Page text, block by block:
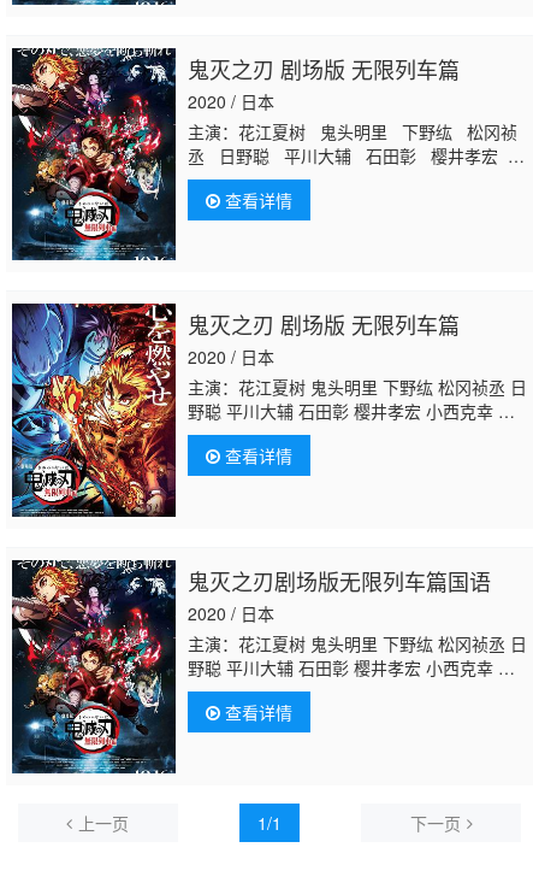
鬼灭之刃 剧场版 无限列车篇
2020 / 日本
主演：花江夏树 鬼头明里 下野纮 松冈祯
丞 日野聪 平川大辅 石田彰 樱井孝宏
小西克幸 早见沙织 铃村健一 关智一 杉
田智和 森川智之 佐藤利奈 三木真一郎
桑岛法子 本渡枫 大地叶 小原好美 古贺
宗悟 中惠光城
查看详情
鬼灭之刃 剧场版 无限列车篇
2020 / 日本
主演：花江夏树 鬼头明里 下野纮 松冈祯丞 日
野聪 平川大辅 石田彰 樱井孝宏 小西克幸 早
见沙织 铃村健一 关智一 杉田智和 森川智
之 佐藤利奈 三木真一郎 桑岛法子 本渡枫 大
地叶 小原好美 古贺葵 小山力也 丰口惠美 榎
查看详情
鬼灭之刃剧场版无限列车篇国语
2020 / 日本
主演：花江夏树 鬼头明里 下野纮 松冈祯丞 日
野聪 平川大辅 石田彰 樱井孝宏 小西克幸 早
见沙织 铃村健一 关智一 杉田智和 森川智
之 佐藤利奈 三木真一郎 桑岛法子 本渡枫 大
地叶 小原好美 古贺葵 小山力也 丰口惠美 榎
村宗悟 中惠光城
查看详情
上一页 1/1 下一页